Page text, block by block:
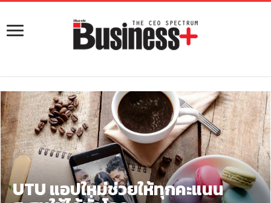
UTU แอปใหม่ช่วยให้ทุกคะแนน